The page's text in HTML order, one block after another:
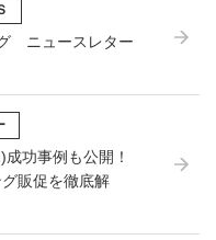
ニュースレター
功事例も公開！
グ販促を徹底解